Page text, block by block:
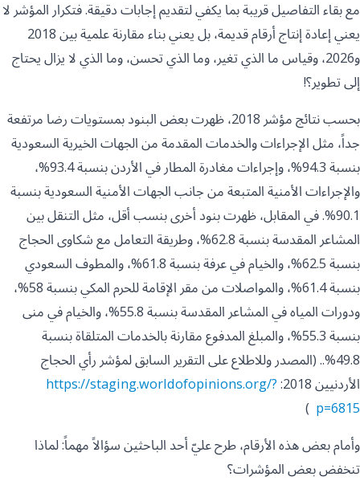
مع بقاء التفاصيل قريبة بما يكفي لتقديم إجابات دقيقة. فتكرار المؤشر لا
يعني إعادة إنتاج أرقام قديمة، بل يعني بناء مقارنة علمية بين 2018
و2026، وقياس ما الذي تغير، وما الذي تحسن، وما الذي لا يزال يحتاج
إلى تطوير؟!
بحسب نتائج مؤشر 2018، ظهرت بعض البنود بمستويات رضا مرتفعة
جداً، مثل الإجراءات والخدمات المقدمة من الجهات الخيرية السعودية
بنسبة 94.3%، وإجراءات مغادرة المطار في الأردن بنسبة 93.4%،
والإجراءات الأمنية المتبعة من جانب الجهات الأمنية السعودية بنسبة
90.1%. في المقابل، ظهرت بنود أخرى بنسب أقل، مثل التنقل بين
المشاعر المقدسة بنسبة 62.8%، وطريقة التعامل مع شكاوى الحجاج
بنسبة 62.5%، والخيام في عرفة بنسبة 61.8%، والمطوف السعودي
بنسبة 61.4%، والمواصلات من مقر الإقامة للحرم المكي بنسبة 58%،
ودورات المياه في المشاعر المقدسة بنسبة 55.8%، والخيام في منى
بنسبة 55.3%، والمبلغ المدفوع مقارنة بالخدمات المتلقاة بنسبة
49.8%.. (المصدر وللاطلاع على التقرير السابق لمؤشر رأي الحجاج
الأردنيين 2018:
https://staging.worldofopinions.org/?
p=6815
)
وأمام بعض هذه الأرقام، طرح عليّ أحد الباحثين سؤالاً مهماً: لماذا
تنخفض بعض المؤشرات؟